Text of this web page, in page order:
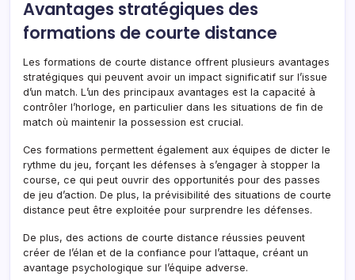
Avantages stratégiques des
formations de courte distance
Les formations de courte distance offrent plusieurs avantages
stratégiques qui peuvent avoir un impact significatif sur l’issue
d’un match. L’un des principaux avantages est la capacité à
contrôler l’horloge, en particulier dans les situations de fin de
match où maintenir la possession est crucial.
Ces formations permettent également aux équipes de dicter le
rythme du jeu, forçant les défenses à s’engager à stopper la
course, ce qui peut ouvrir des opportunités pour des passes
de jeu d’action. De plus, la prévisibilité des situations de courte
distance peut être exploitée pour surprendre les défenses.
De plus, des actions de courte distance réussies peuvent
créer de l’élan et de la confiance pour l’attaque, créant un
avantage psychologique sur l’équipe adverse.